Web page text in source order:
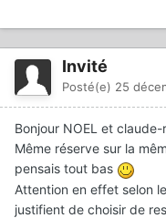
Invité
Posté(e) 25
Bonjour NOEL et
Même réserve sur la
pensais tout bas
Attention en effet selon
justifient de choisir de